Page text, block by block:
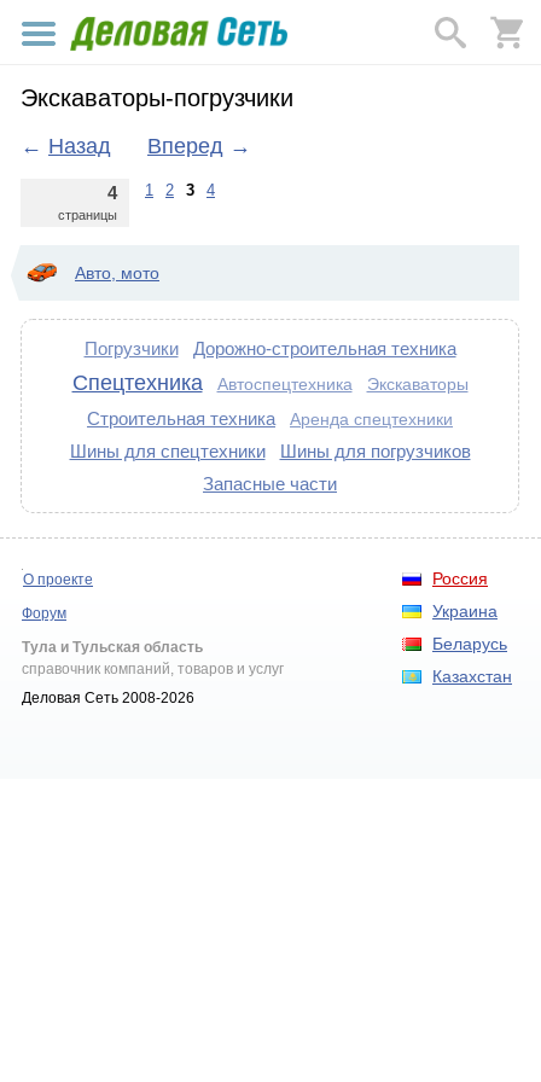
Экскаваторы-погрузчики
← Назад Вперед →
4
страницы
1 2 3 4
Авто, мото
Погрузчики Дорожно-строительная техника
Спецтехника Автоспецтехника Экскаваторы
Строительная техника Аренда спецтехники
Шины для спецтехники
Шины для погрузчиков
Запасные части
Россия
Украина
Беларусь
Казахстан
О проекте
Форум
Тула и Тульская область
справочник компаний, товаров и услуг
Деловая Сеть 2008-2026